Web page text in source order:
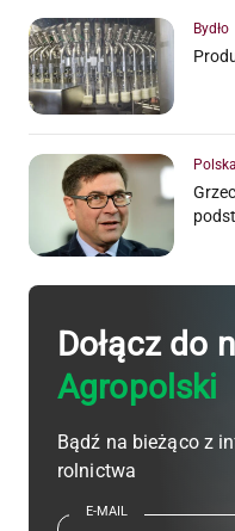
Bydło
Polska
Dołącz do
Agropolski
Bądź na bieżąco z
rolnictwa
E-MAIL